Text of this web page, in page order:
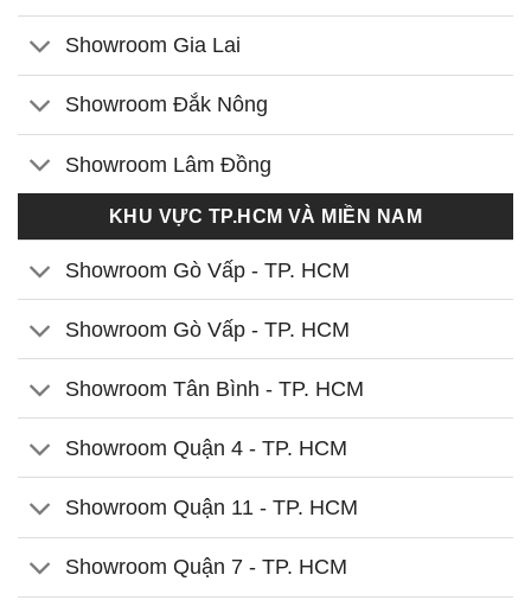
Showroom Gia Lai
Showroom Đắk Nông
Showroom Lâm Đồng
KHU VỰC TP.HCM VÀ MIỀN NAM
Showroom Gò Vấp - TP. HCM
Showroom Gò Vấp - TP. HCM
Showroom Tân Bình - TP. HCM
Showroom Quận 4 - TP. HCM
Showroom Quận 11 - TP. HCM
Showroom Quận 7 - TP. HCM